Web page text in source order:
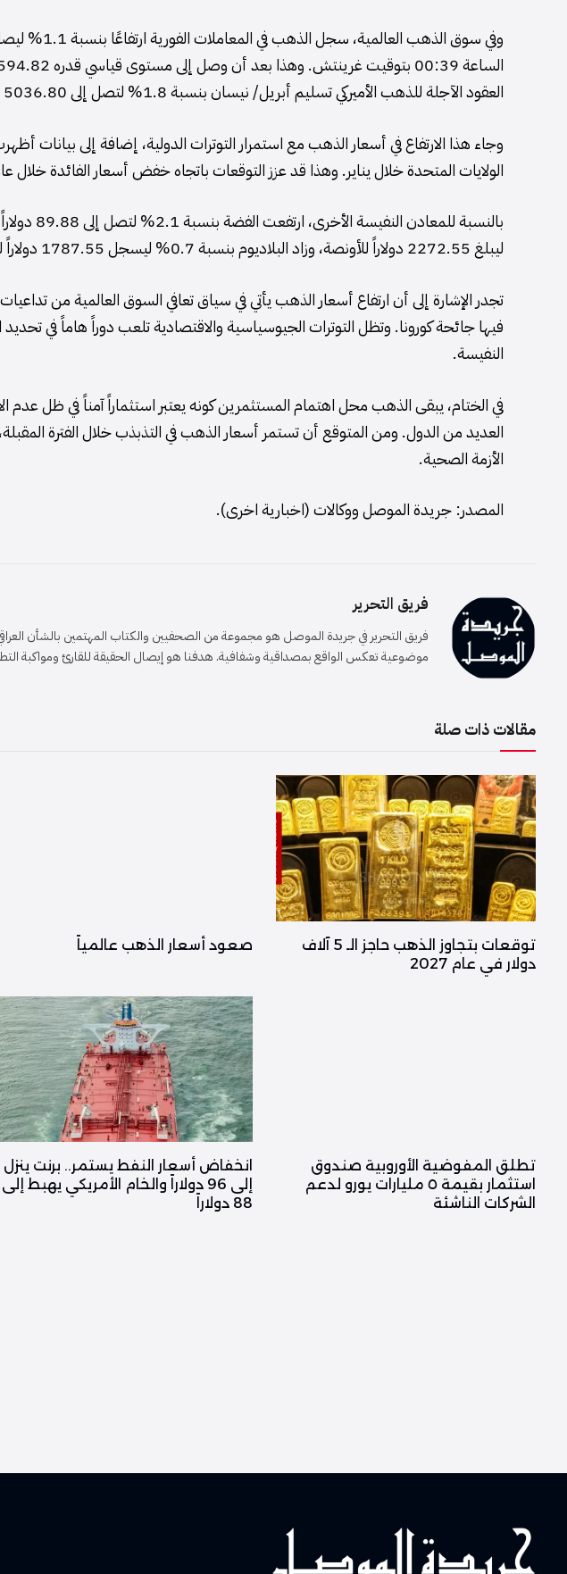
العقود الآجلة للذهب الأميركي تسليم أبريل/ نيسان بنسبة 1.8% لتصل إلى 5036.80 دولاراً للأونصة.
وجاء هذا الارتفاع في أسعار الذهب مع استمرار التوترات الدولية، إضافة إلى بيانات
الولايات المتحدة خلال يناير. وهذا قد عزز التوقعات باتجاه خفض أسعار الفائدة خلال عام
ليبلغ 2272.55 دولاراً للأونصة، وزاد البلاديوم بنسبة 0.7% ليسجل 1787.55 دولاراً للأونصة.
تجدر الإشارة إلى أن ارتفاع أسعار الذهب يأتي في سياق تعافي السوق العالمية من
فيها جائحة كورونا. وتظل التوترات الجيوسياسية والاقتصادية تلعب دوراً هاماً في
النفيسة.
في الختام، يبقى الذهب محل اهتمام المستثمرين كونه يعتبر استثماراً آمناً في ظل عدم
العديد من الدول. ومن المتوقع أن تستمر أسعار الذهب في التذبذب خلال الفترة
الأزمة الصحية.
المصدر: جريدة الموصل ووكالات (اخبارية اخرى).
فريق التحرير
فريق التحرير في جريدة الموصل هو مجموعة من الصحفيين والكتاب المهتمين بالشأن
موضوعية تعكس الواقع بمصداقية وشفافية. هدفنا هو إيصال الحقيقة للقارئ ومواكبة
مقالات ذات صلة
توقعات بتجاوز الذهب حاجز الـ 5 آلاف
دولار في عام 2027
صعود أسعار الذهب عالمياً
تطلق المفوضية الأوروبية صندوق
استثمار بقيمة ٥ مليارات يورو لدعم
الشركات الناشئة
انخفاض أسعار النفط يستمر.. برنت ينزل
إلى 96 دولاراً والخام الأمريكي يهبط إلى
88 دولاراً